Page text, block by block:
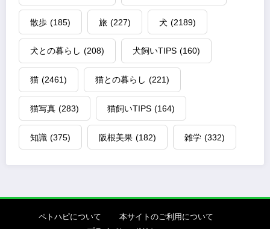
散歩 (185) 旅 (227) 犬 (2189)
犬との暮らし (208) 犬飼いTIPS (160)
猫 (2461) 猫との暮らし (221)
猫写真 (283) 猫飼いTIPS (164)
知識 (375) 阪根美果 (182) 雑学 (332)
ペトハピについて
本サイトのご利用について